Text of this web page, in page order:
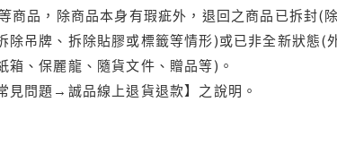
商品，除商品本身有瑕疵外，退回之商品已拆封(
除吊牌、拆除貼膠或標籤等情形)或已非全新狀態
、保麗龍、隨貨文件、贈品等)。
問題→誠品線上退貨退款】之說明。